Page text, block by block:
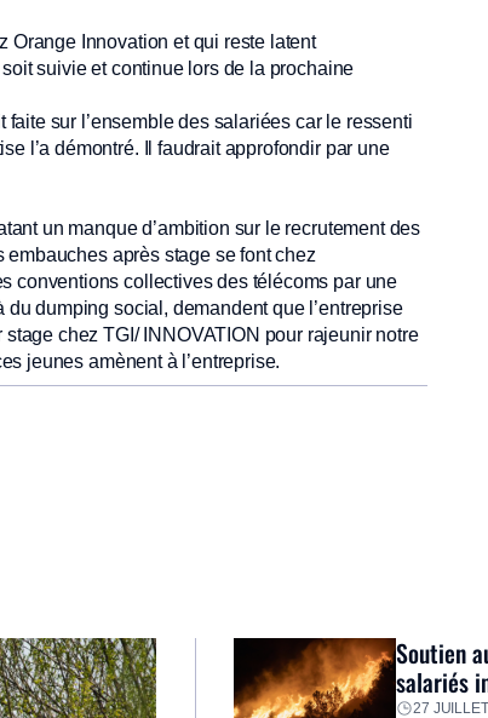
Orange Innovation et qui reste latent
suivie et continue lors de la prochaine
sur l’ensemble des salariées car le ressenti
l’a démontré. Il faudrait approfondir par une
un manque d’ambition sur le recrutement des
après stage se font chez
conventions collectives des télécoms par une
dumping social, demandent que l’entreprise
chez TGI/ INNOVATION pour rajeunir notre
jeunes amènent à l’entreprise.
Soutien
salariés
27